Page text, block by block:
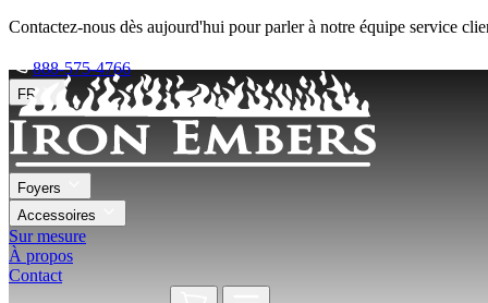
Contactez-nous dès aujourd'hui pour parler à notre équipe service
888-575-4766
FR
Foyers
Accessoires
Sur mesure
À propos
Contact